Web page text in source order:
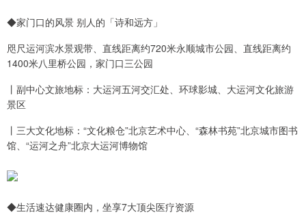
◆家门口的风景 别人的「诗和远方」
咫尺运河滨水景观带、直线距离约720米永顺城市公园、直线距离约
1400米八里桥公园，家门口三公园
丨副中心文旅地标：大运河五河交汇处、环球影城、大运河文化旅游
景区
丨三大文化地标：“文化粮仓”北京艺术中心、“森林书苑”北京城市图书
馆、“运河之舟”北京大运河博物馆
◆生活速达健康圈内，坐享7大顶尖医疗资源